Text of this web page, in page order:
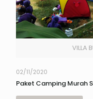
VILLA
02/11/2020
Paket Camping Murah